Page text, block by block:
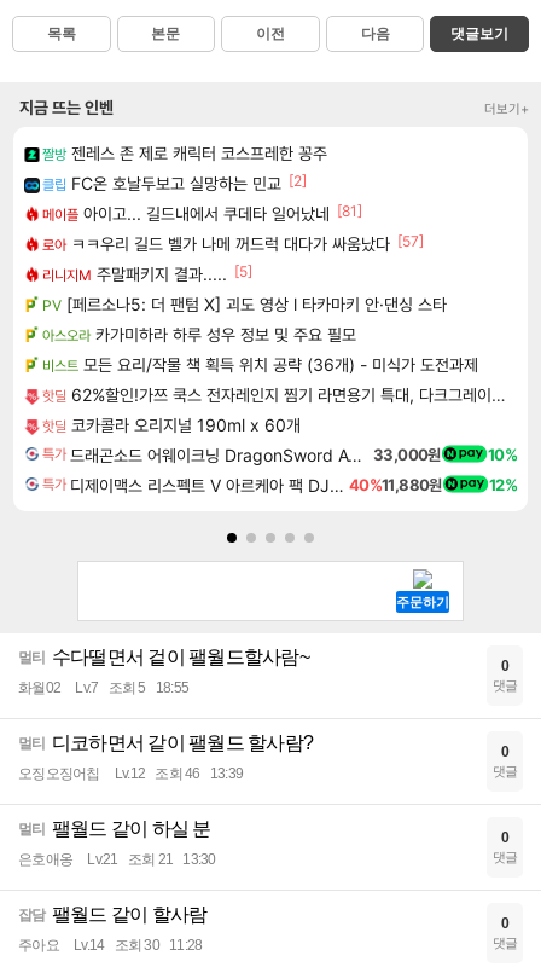
목록 본문 이전 다음 댓글보기
지금 뜨는 인벤 더보기+
짤방 젠레스 존 제로 캐릭터 코스프레한 꽁주
클립 FC온 호날두보고 실망하는 민교 [2]
메이플 아이고... 길드내에서 쿠데타 일어났네 [81]
로아 ㅋㅋ우리 길드 벨가 나메 꺼드럭 대다가 싸움났다 [57]
리니지M 주말패키지 결과..... [5]
PV [페르소나5: 더 팬텀 X] 괴도 영상 l 타카마키 안·댄싱 스타
아스오라 카가미하라 하루 성우 정보 및 주요 필모
비스트 모든 요리/작물 책 획득 위치 공략 (36개) - 미식가 도전과제
핫딜 62%할인!가쯔 쿡스 전자레인지 찜기 라면용기 특대, 다크그레이, 1L, 2개
핫딜 코카콜라 오리지널 190ml x 60개
특가 드래곤소드 어웨이크닝 DragonSword Awakening 33,000원 10%
특가 디제이맥스 리스펙트 V 아르케아 팩 DJMAX RESPECT V Arcaea Pack DLC 40%11,880원 12%
멀티 수다떨면서 겉이 팰월드할사람~
화월02 Lv.7 조회 5 18:55
0
댓글
멀티 디코하면서 같이 팰월드 할사람?
오징오징어칩 Lv.12 조회 46 13:39
0
댓글
멀티 팰월드 같이 하실 분
은호애옹 Lv.21 조회 21 13:30
0
댓글
잡담 팰월드 같이 할사람
주아요 Lv.14 조회 30 11:28
0
댓글